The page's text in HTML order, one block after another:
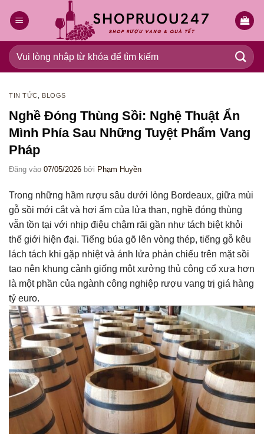
qua
dung
Tìm
kiếm:
TIN TỨC BLOGS
Nghề Đóng Thùng Sồi: Nghệ Thuật Ẩn
Mình Phía Sau Những Tuyệt Phẩm Vang
Pháp
Đăng vào 07/05/2026 bởi Phạm Huyền
Trong những hầm rượu sâu dưới lòng Bordeaux, giữa mùi
gỗ sồi mới cắt và hơi ấm của lửa than, nghề đóng thùng
vẫn tồn tại với nhịp điệu chậm rãi gần như tách biệt khỏi
thế giới hiện đại. Tiếng búa gõ lên vòng thép, tiếng gỗ kêu
lách tách khi gặp nhiệt và ánh lửa phản chiếu trên mặt sồi
tạo nên khung cảnh giống một xưởng thủ công cổ xưa hơn
là một phần của ngành công nghiệp rượu vang trị giá hàng
tỷ euro.